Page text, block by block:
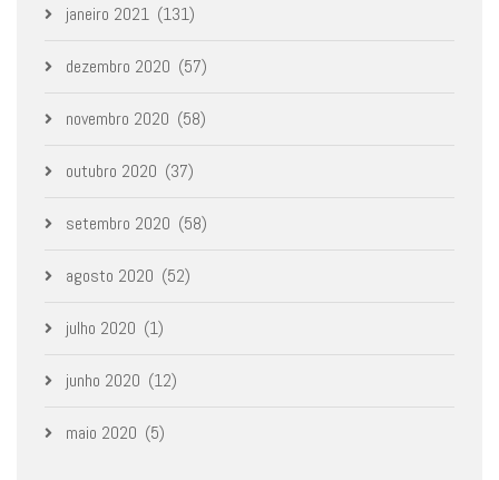
janeiro 2021 (131)
dezembro 2020 (57)
novembro 2020 (58)
outubro 2020 (37)
setembro 2020 (58)
agosto 2020 (52)
julho 2020 (1)
junho 2020 (12)
maio 2020 (5)